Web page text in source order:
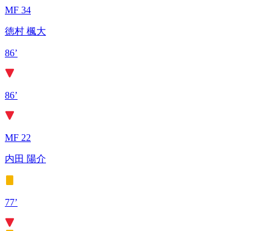
MF 34
徳村 楓大
86’
86’
MF 22
内田 陽介
77’